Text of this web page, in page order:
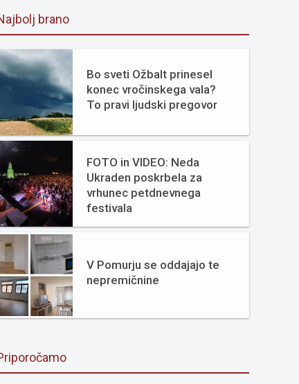
brano
Bo sveti Ožbalt prinesel
konec vročinskega vala?
To pravi ljudski pregovor
FOTO in VIDEO: Neda
Ukraden poskrbela za
vrhunec petdnevnega
festivala
V Pomurju se oddajajo te
nepremičnine